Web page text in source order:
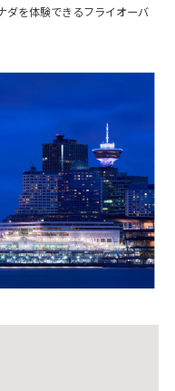
ダを体験できるフライオーバ